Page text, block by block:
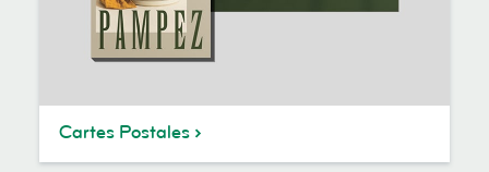
Cartes Postales